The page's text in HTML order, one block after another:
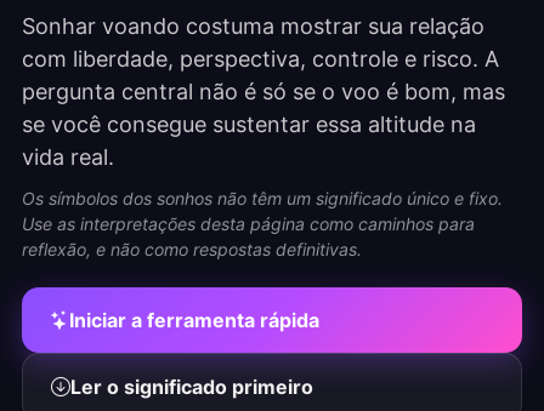
Sonhar voando costuma mostrar sua relação
com liberdade, perspectiva, controle e risco. A
pergunta central não é só se o voo é bom, mas
se você consegue sustentar essa altitude na
vida real.
Os símbolos dos sonhos não têm um significado único e fixo.
Use as interpretações desta página como caminhos para
reflexão, e não como respostas definitivas.
Iniciar a ferramenta rápida
Ler o significado primeiro